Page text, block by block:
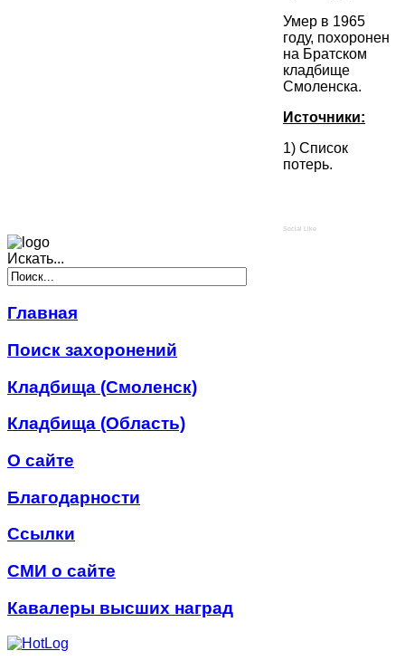
Умер в 1965
году, похоронен
на Братском
кладбище
Смоленска.
Источники:
1) Список
потерь.
Social Like
Искать...
Главная
Поиск захоронений
Кладбища (Смоленск)
Кладбища (Область)
О сайте
Благодарности
Ссылки
СМИ о сайте
Кавалеры высших наград